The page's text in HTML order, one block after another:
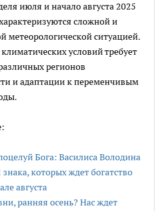
июля и начало августа 2025
сложной и
метеорологической ситуацией.
условий требует
регионов
и адаптации к переменчивым
Бога: Василиса Володина
знака, которых ждет богатство
августа
ранняя осень? Нас ждет